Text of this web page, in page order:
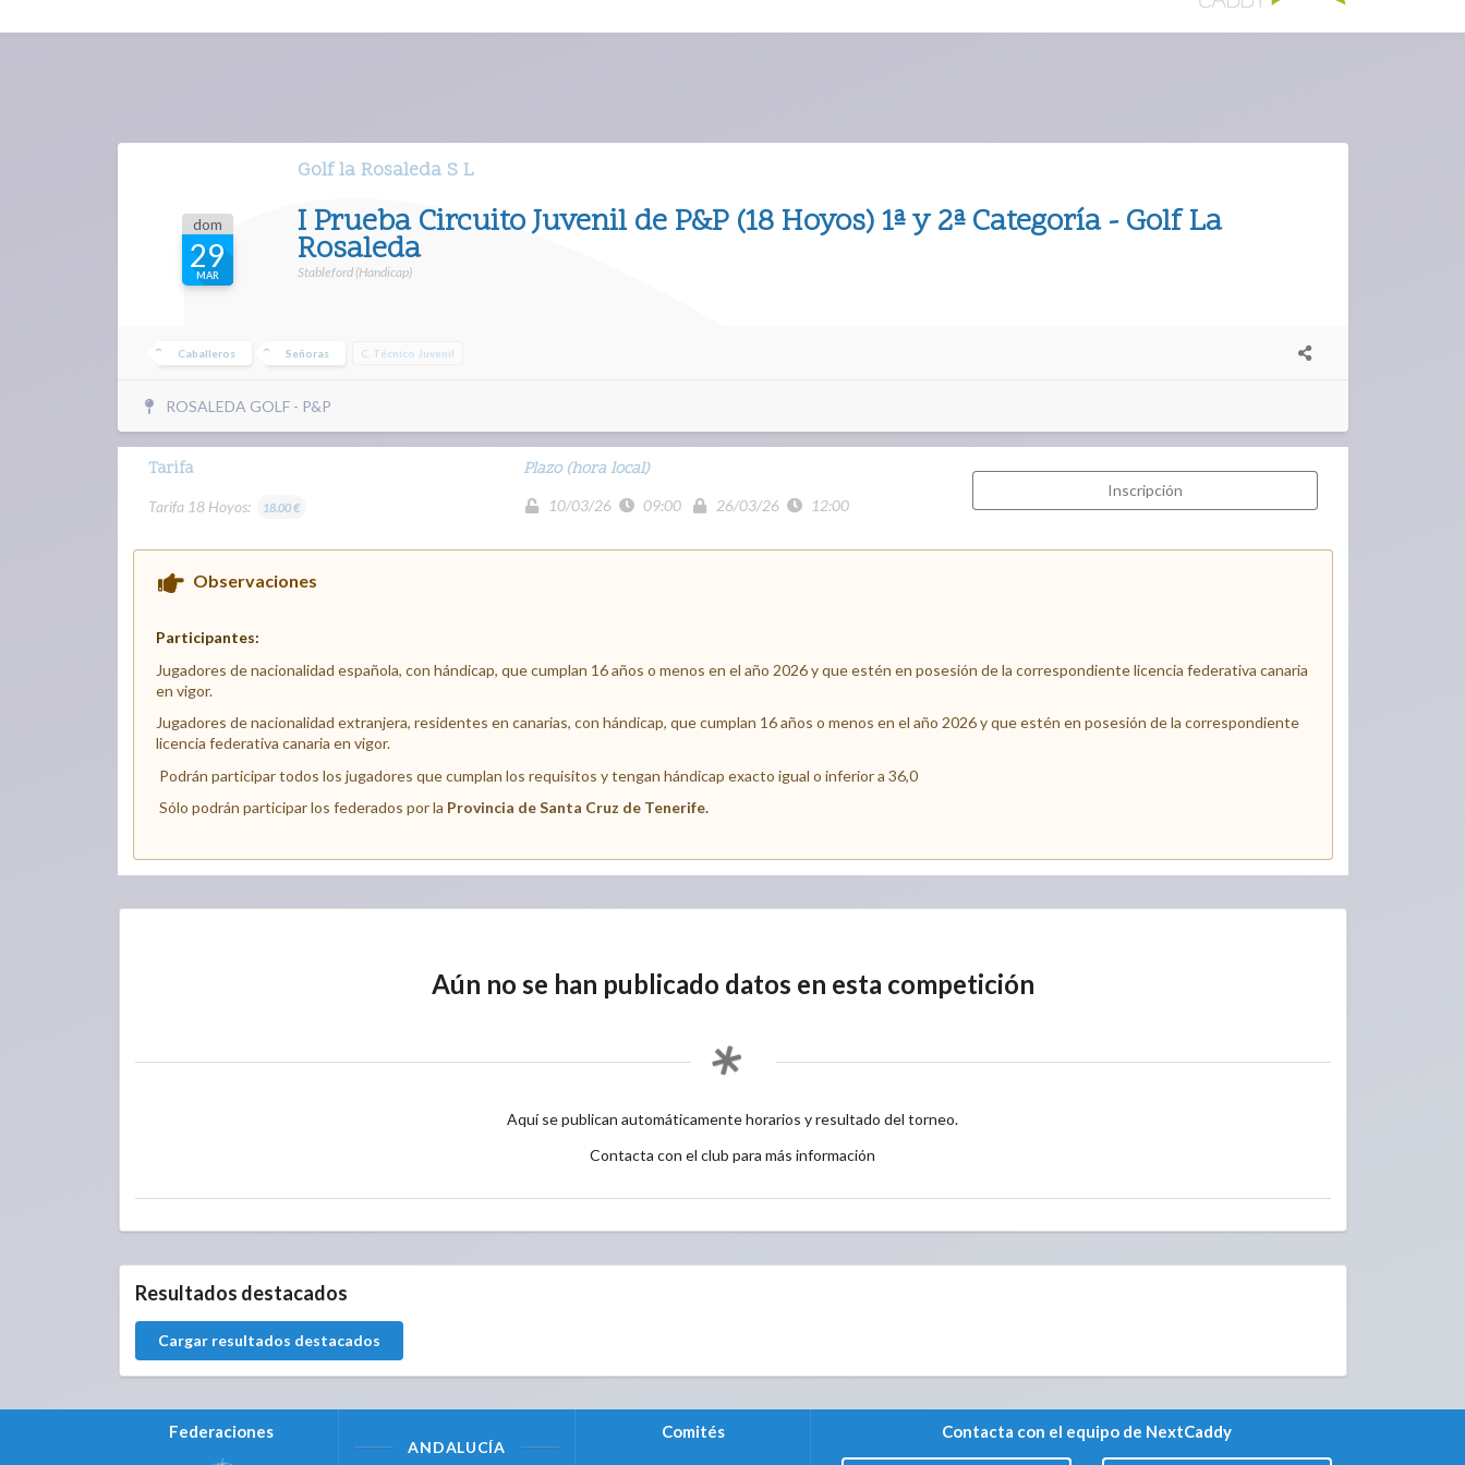
Golf la Rosaleda S L
dom
29
MAR
I Prueba Circuito Juvenil de P&P (18 Hoyos) 1ª y 2ª Categoría - Golf La
Rosaleda
Stableford (Handicap)
Caballeros Señoras C. Técnico Juvenil
ROSALEDA GOLF - P&P
Tarifa
Tarifa 18 Hoyos: 18.00 €
Plazo (hora local)
10/03/26 09:00 26/03/26 12:00
Inscripción
Observaciones
Participantes:
Jugadores de nacionalidad española, con hándicap, que cumplan 16 años o menos en el año 2026 y que estén en posesión de la correspondiente licencia federativa canaria
en vigor.
Jugadores de nacionalidad extranjera, residentes en canarias, con hándicap, que cumplan 16 años o menos en el año 2026 y que estén en posesión de la correspondiente
licencia federativa canaria en vigor.
Podrán participar todos los jugadores que cumplan los requisitos y tengan hándicap exacto igual o inferior a 36,0
Sólo podrán participar los federados por la Provincia de Santa Cruz de Tenerife.
Aún no se han publicado datos en esta competición
Aquí se publican automáticamente horarios y resultado del torneo.
Contacta con el club para más información
Resultados destacados
Cargar resultados destacados
Federaciones
ANDALUCÍA
Comités Contacta con el equipo de NextCaddy